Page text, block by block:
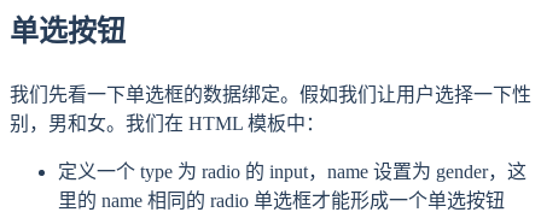
单选按钮
我们先看一下单选框的数据绑定。假如我们让用户选择一下性
别，男和女。我们在 HTML 模板中：
定义一个 type 为 radio 的 input，name 设置为 gender，这
里的 name 相同的 radio 单选框才能形成一个单选按钮